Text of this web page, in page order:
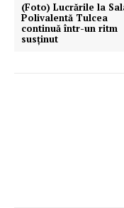
(Foto) Lucrările la
Polivalentă Tulcea
continuă într-un ritm
susținut